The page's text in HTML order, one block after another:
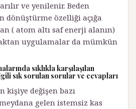
ve yenilenir. Beden
dönüştürme özelliği açığa
( atom altı saf enerji alanın)
uygulamalar da mümkün
sıklıkla karşılaşılan
sık sorulan sorular ve cevapları
kişiye değişen bazı
gelen istemsiz kas